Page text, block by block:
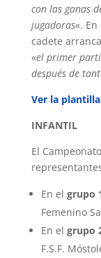
con las ganas
jugadoras«.
cadete
«el primer
después de
Ver la plantilla
INFANTIL
El
En el grupo
Femenino
En el grupo
F.S.F.